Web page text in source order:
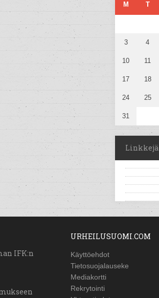
M T
3 4
10 11
17 18
24 25
31
Linkkejä
IFK:n
URHEILUSUOMI.COM
Käyttöehdot
Tietosuojalauseke
Mediakortti
Rekrytointi